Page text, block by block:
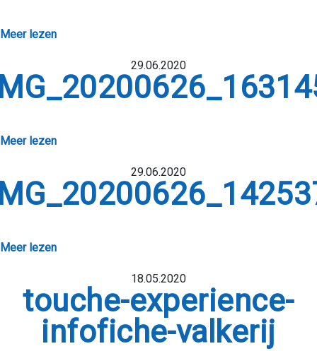
Meer lezen
29.06.2020
Meer lezen
29.06.2020
Meer lezen
18.05.2020
touche-experience-
infofiche-valkerij